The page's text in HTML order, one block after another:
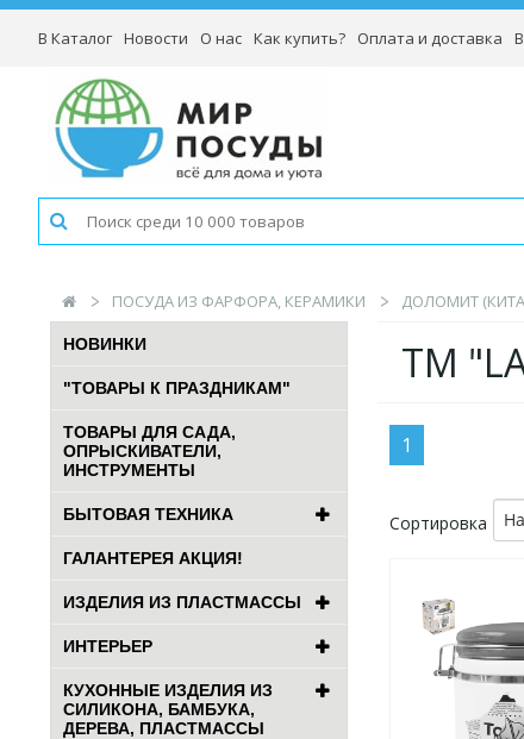
В Каталог Новости О нас Как купить? Оплата и доставка
ПОСУДА ИЗ ФАРФОРА, КЕРАМИКИ ДОЛОМИТ
НОВИНКИ
"ТОВАРЫ К ПРАЗДНИКАМ"
ТОВАРЫ ДЛЯ САДА,
ОПРЫСКИВАТЕЛИ,
ИНСТРУМЕНТЫ
БЫТОВАЯ ТЕХНИКА
ГАЛАНТЕРЕЯ АКЦИЯ!
ИЗДЕЛИЯ ИЗ ПЛАСТМАССЫ
ИНТЕРЬЕР
КУХОННЫЕ ИЗДЕЛИЯ ИЗ
СИЛИКОНА, БАМБУКА,
ДЕРЕВА, ПЛАСТМАССЫ
TM
1
Сортировка
В